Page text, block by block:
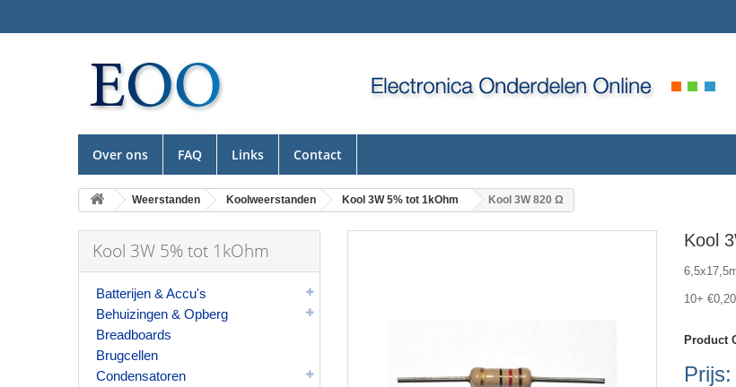
Over ons FAQ Links Contact
Weerstanden Koolweerstanden Kool 3W 5% tot 1kOhm Kool 3W 820 Ω
Kool 3W 5% tot 1kOhm
Batterijen & Accu's
Behuizingen & Opberg
Breadboards
Brugcellen
Condensatoren
Kool
10+ €0,20
Product
Prijs: